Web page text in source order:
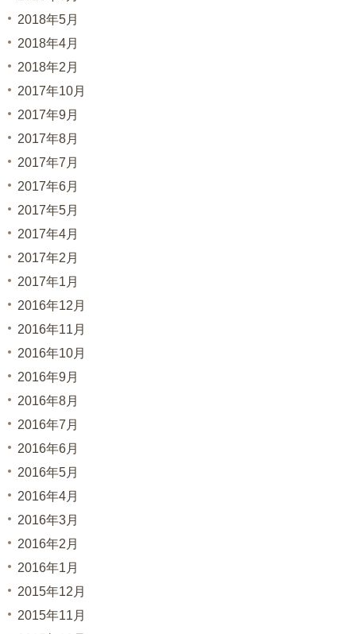
2018年5月
2018年4月
2018年2月
2017年10月
2017年9月
2017年8月
2017年7月
2017年6月
2017年5月
2017年4月
2017年2月
2017年1月
2016年12月
2016年11月
2016年10月
2016年9月
2016年8月
2016年7月
2016年6月
2016年5月
2016年4月
2016年3月
2016年2月
2016年1月
2015年12月
2015年11月